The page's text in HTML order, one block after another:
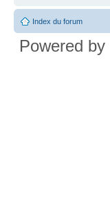
Index du forum
Powered by